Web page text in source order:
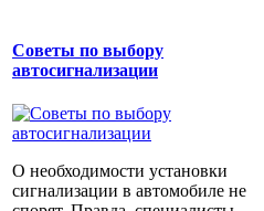
Советы по выбору
автосигнализации
О необходимости установки
сигнализации в автомобиле не